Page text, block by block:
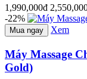
1,990,000đ
-22%
Mua ngay Xem
Máy Massage
Gold)